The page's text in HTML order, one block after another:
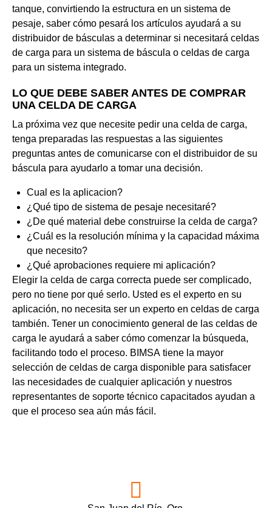
tanque, convirtiendo la estructura en un sistema de
pesaje, saber cómo pesará los artículos ayudará a su
distribuidor de básculas a determinar si necesitará celdas
de carga para un sistema de báscula o celdas de carga
para un sistema integrado.
LO QUE DEBE SABER ANTES DE COMPRAR
UNA CELDA DE CARGA
La próxima vez que necesite pedir una celda de carga,
tenga preparadas las respuestas a las siguientes
preguntas antes de comunicarse con el distribuidor de su
báscula para ayudarlo a tomar una decisión.
Cual es la aplicacion?
¿Qué tipo de sistema de pesaje necesitaré?
¿De qué material debe construirse la celda de carga?
¿Cuál es la resolución mínima y la capacidad máxima
que necesito?
¿Qué aprobaciones requiere mi aplicación?
Elegir la celda de carga correcta puede ser complicado,
pero no tiene por qué serlo. Usted es el experto en su
aplicación, no necesita ser un experto en celdas de carga
también. Tener un conocimiento general de las celdas de
carga le ayudará a saber cómo comenzar la búsqueda,
facilitando todo el proceso. BIMSA tiene la mayor
selección de celdas de carga disponible para satisfacer
las necesidades de cualquier aplicación y nuestros
representantes de soporte técnico capacitados ayudan a
que el proceso sea aún más fácil.